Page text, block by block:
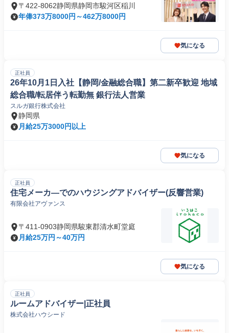
〒422-8062静岡県静岡市駿河区稲川
年俸373万8000円～462万8000円
気になる
正社員
26年10月1日入社【静岡/金融総合職】第二新卒歓迎 地域
総合職/転居伴う転勤無 銀行法人営業
スルガ銀行株式会社
静岡県
月給25万3000円以上
気になる
正社員
住宅メーカ―でのハウジングアドバイザー(反響営業)
有限会社アヴァンス
〒411-0903静岡県駿東郡清水町堂庭
月給25万円～40万円
気になる
正社員
ルームアドバイザー|正社員
株式会社ハウシード